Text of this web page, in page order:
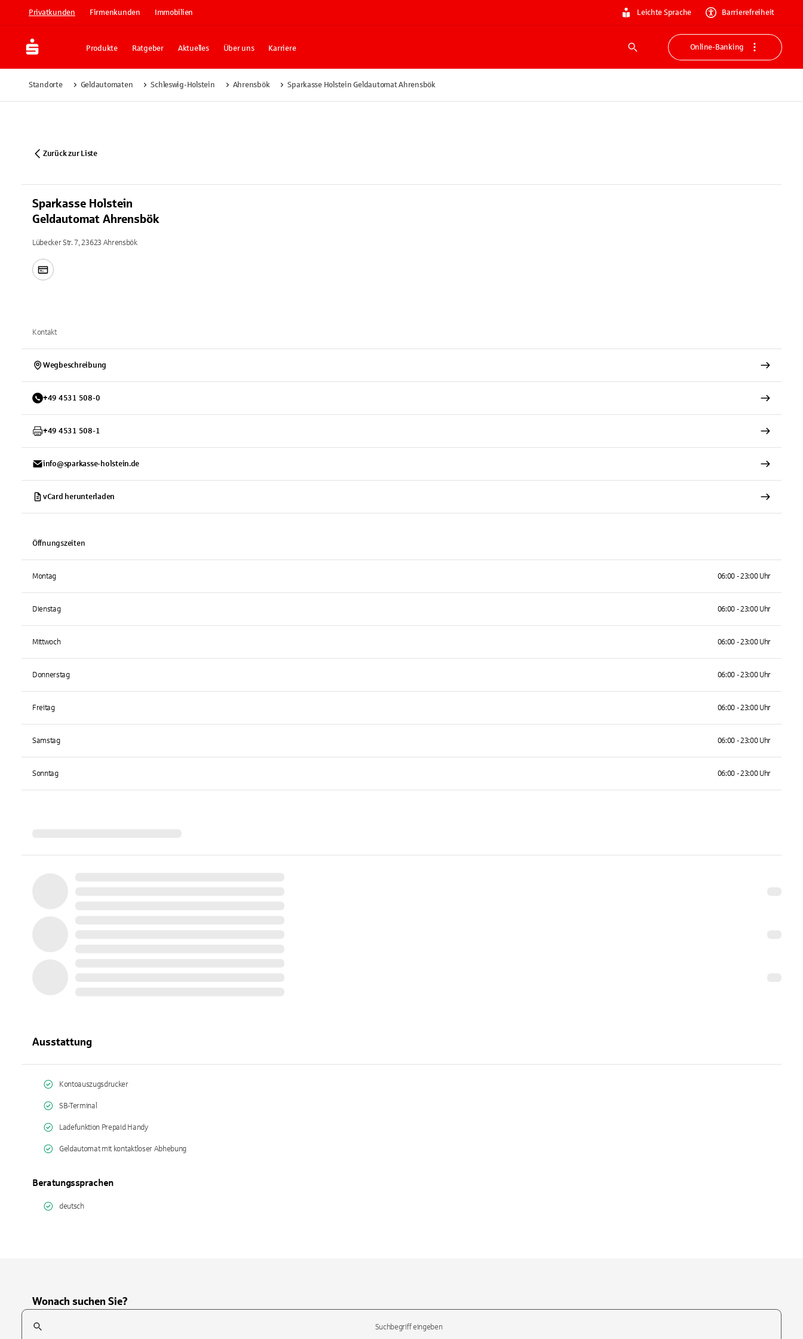
Privatkunden Firmenkunden Immobilien Leichte Sprache Barrierefreiheit
Produkte Ratgeber Aktuelles Über uns Karriere
Suche
Online-Banking
Standorte Geldautomaten Schleswig-Holstein Ahrensbök Sparkasse Holstein Geldautomat Ahrensbök
Zurück zur Liste
Sparkasse Holstein
Geldautomat Ahrensbök
Lübecker Str. 7, 23623 Ahrensbök
Kontakt
Wegbeschreibung
+49 4531 508-0
+49 4531 508-1
info@sparkasse-holstein.de
vCard herunterladen
Öffnungszeiten
Montag 06:00 - 23:00 Uhr
Dienstag 06:00 - 23:00 Uhr
Mittwoch 06:00 - 23:00 Uhr
Donnerstag 06:00 - 23:00 Uhr
Freitag 06:00 - 23:00 Uhr
Samstag 06:00 - 23:00 Uhr
Sonntag 06:00 - 23:00 Uhr
Ausstattung
Kontoauszugsdrucker
SB-Terminal
Ladefunktion Prepaid Handy
Geldautomat mit kontaktloser Abhebung
Beratungssprachen
deutsch
Wonach suchen Sie?
Suchfeld